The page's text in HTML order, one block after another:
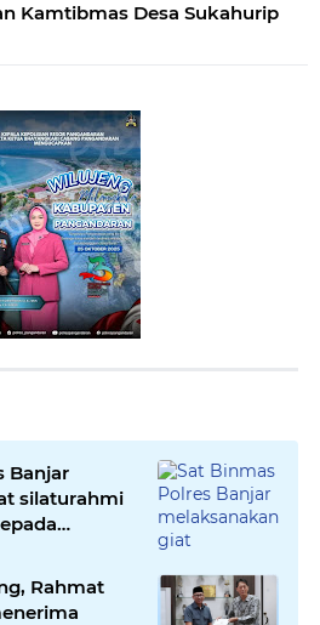
Kamtibmas Desa Sukahurip
Banjar
silaturahmi
Rahmat